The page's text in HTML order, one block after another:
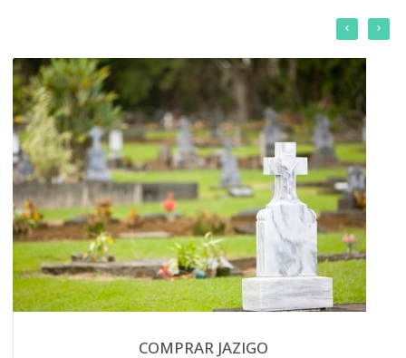
COMPRAR JAZIGO